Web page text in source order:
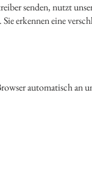
senden, nutzt
erkennen eine
automatisch an